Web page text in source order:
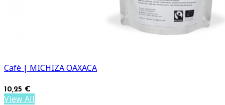
Cafè | MICHIZA OAXACA
10,25 €
View All